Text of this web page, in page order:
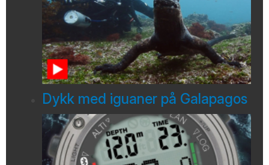
Dykk med iguaner på Galapagos